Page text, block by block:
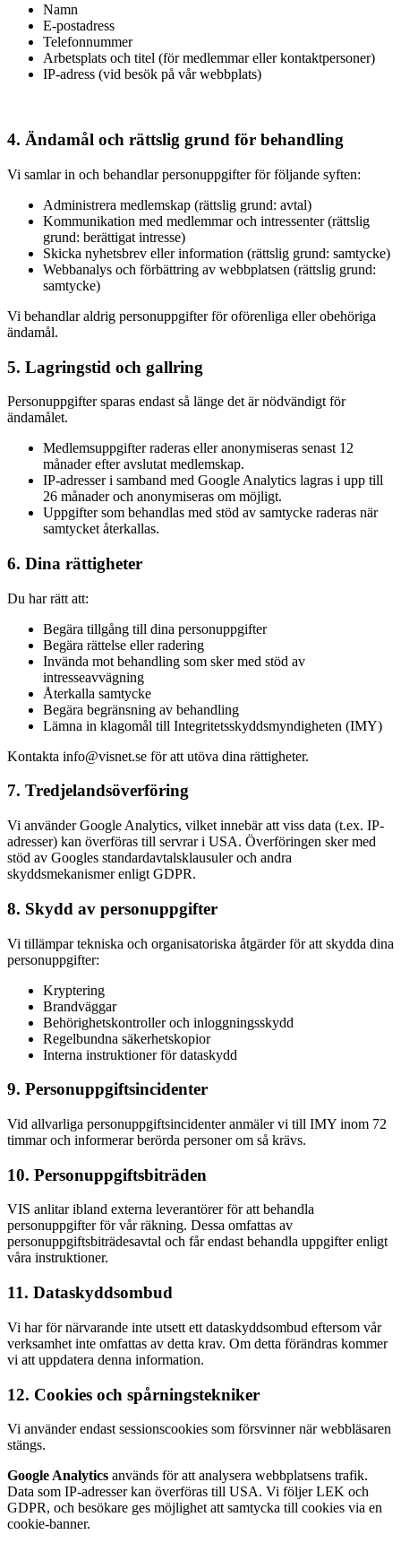
Namn
E-postadress
Telefonnummer
Arbetsplats och titel (för medlemmar eller kontaktpersoner)
IP-adress (vid besök på vår webbplats)
4. Ändamål och rättslig grund för behandling
Vi samlar in och behandlar personuppgifter för följande syften:
Administrera medlemskap (rättslig grund: avtal)
Kommunikation med medlemmar och intressenter (rättslig
grund: berättigat intresse)
Skicka nyhetsbrev eller information (rättslig grund: samtycke)
Webbanalys och förbättring av webbplatsen (rättslig grund:
samtycke)
Vi behandlar aldrig personuppgifter för oförenliga eller obehöriga
ändamål.
5. Lagringstid och gallring
Personuppgifter sparas endast så länge det är nödvändigt för
ändamålet.
Medlemsuppgifter raderas eller anonymiseras senast 12
månader efter avslutat medlemskap.
IP-adresser i samband med Google Analytics lagras i upp till
26 månader och anonymiseras om möjligt.
Uppgifter som behandlas med stöd av samtycke raderas när
samtycket återkallas.
6. Dina rättigheter
Du har rätt att:
Begära tillgång till dina personuppgifter
Begära rättelse eller radering
Invända mot behandling som sker med stöd av
intresseavvägning
Återkalla samtycke
Begära begränsning av behandling
Lämna in klagomål till Integritetsskyddsmyndigheten (IMY)
Kontakta info@visnet.se för att utöva dina rättigheter.
7. Tredjelandsöverföring
Vi använder Google Analytics, vilket innebär att viss data (t.ex. IP-
adresser) kan överföras till servrar i USA. Överföringen sker med
stöd av Googles standardavtalsklausuler och andra
skyddsmekanismer enligt GDPR.
8. Skydd av personuppgifter
Vi tillämpar tekniska och organisatoriska åtgärder för att skydda dina
personuppgifter:
Kryptering
Brandväggar
Behörighetskontroller och inloggningsskydd
Regelbundna säkerhetskopior
Interna instruktioner för dataskydd
9. Personuppgiftsincidenter
Vid allvarliga personuppgiftsincidenter anmäler vi till IMY inom 72
timmar och informerar berörda personer om så krävs.
10. Personuppgiftsbiträden
VIS anlitar ibland externa leverantörer för att behandla
personuppgifter för vår räkning. Dessa omfattas av
personuppgiftsbiträdesavtal och får endast behandla uppgifter enligt
våra instruktioner.
11. Dataskyddsombud
Vi har för närvarande inte utsett ett dataskyddsombud eftersom vår
verksamhet inte omfattas av detta krav. Om detta förändras kommer
vi att uppdatera denna information.
12. Cookies och spårningstekniker
Vi använder endast sessionscookies som försvinner när webbläsaren
stängs.
Google Analytics används för att analysera webbplatsens trafik.
Data som IP-adresser kan överföras till USA. Vi följer LEK och
GDPR, och besökare ges möjlighet att samtycka till cookies via en
cookie-banner.